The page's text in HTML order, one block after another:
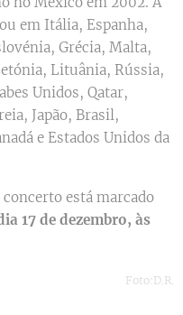
em Itália, Espanha,
Grécia, Malta,
Lituânia, Rússia,
Unidos, Qatar,
Japão, Brasil,
e Estados Unidos da
está marcado
17 de dezembro, às
Foto:D.R.